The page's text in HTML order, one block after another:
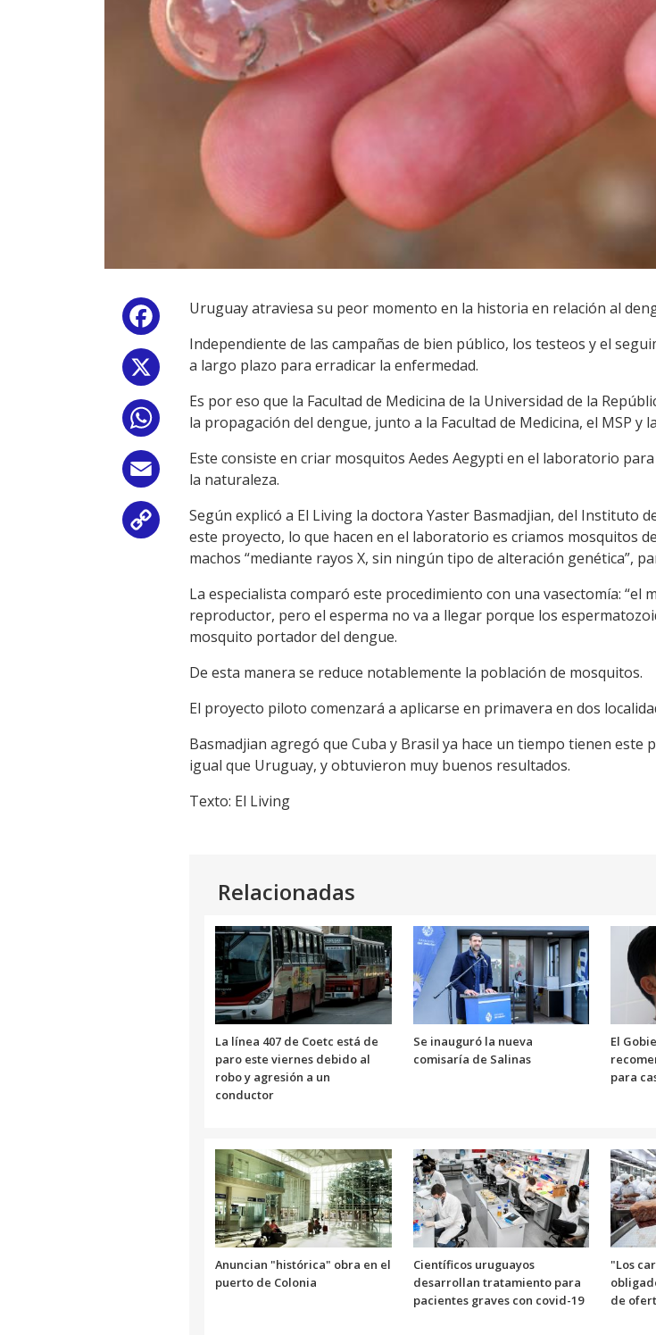
Facebook
WhatsApp
Email
Copy
Link
Uruguay atraviesa su peor momento en la historia en relación al
Independiente de las campañas de bien público, los testeos y el
a largo plazo para erradicar la enfermedad.
Es por eso que la Facultad de Medicina de la Universidad de la
la propagación del dengue, junto a la Facultad de Medicina, el MSP y
Este consiste en criar mosquitos Aedes Aegypti en el laboratorio
la naturaleza.
Según explicó a El Living la doctora Yaster Basmadjian, del Instituto
este proyecto, lo que hacen en el laboratorio es criamos mosquitos
machos “mediante rayos X, sin ningún tipo de alteración genética”,
La especialista comparó este procedimiento con una vasectomía:
reproductor, pero el esperma no va a llegar porque los
mosquito portador del dengue.
De esta manera se reduce notablemente la población de mosquitos.
El proyecto piloto comenzará a aplicarse en primavera en dos
Basmadjian agregó que Cuba y Brasil ya hace un tiempo tienen este
igual que Uruguay, y obtuvieron muy buenos resultados.
Texto: El Living
Relacionadas
La línea 407 de Coetc está de
paro este viernes debido al
robo y agresión a un
conductor
Se inauguró la nueva
comisaría de Salinas
El
para
Anuncian "histórica" obra en el
puerto de Colonia
Científicos uruguayos
desarrollan tratamiento para
pacientes graves con covid-19
"Los
de